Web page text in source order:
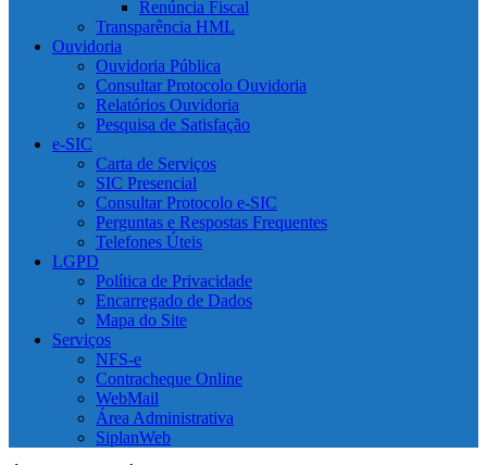
Renúncia Fiscal
Transparência HML
Ouvidoria
Ouvidoria Pública
Consultar Protocolo Ouvidoria
Relatórios Ouvidoria
Pesquisa de Satisfação
e-SIC
Carta de Serviços
SIC Presencial
Consultar Protocolo e-SIC
Perguntas e Respostas Frequentes
Telefones Úteis
LGPD
Política de Privacidade
Encarregado de Dados
Mapa do Site
Serviços
NFS-e
Contracheque Online
WebMail
Área Administrativa
SiplanWeb